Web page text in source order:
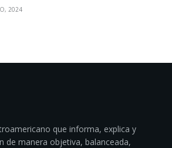
2024
que informa, explica y
de manera objetiva, balanceada,